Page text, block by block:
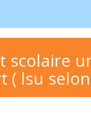
scolaire
( lsu